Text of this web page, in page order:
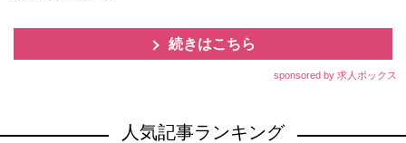
続きはこちら
sponsored by 求人ボックス
人気記事ランキング